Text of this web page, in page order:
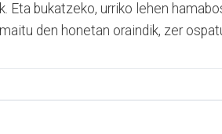
Eta bukatzeko, urriko lehen
den honetan oraindik, zer